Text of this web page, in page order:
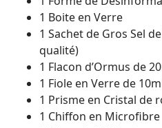
1 Boite en Verre
1 Sachet de Gros Sel
qualité)
1 Flacon d’Ormus de
1 Fiole en Verre de
1 Prisme en Cristal de
1 Chiffon en Microfibre